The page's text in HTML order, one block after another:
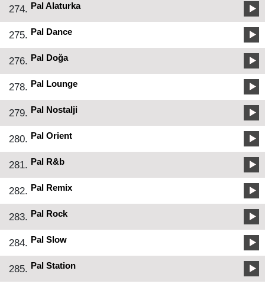
274. Pal Alaturka
275. Pal Dance
276. Pal Doğa
278. Pal Lounge
279. Pal Nostalji
280. Pal Orient
281. Pal R&b
282. Pal Remix
283. Pal Rock
284. Pal Slow
285. Pal Station